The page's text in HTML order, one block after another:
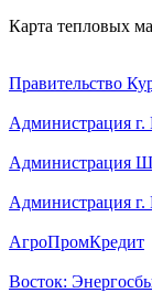
Карта тепловых
Правительство
Администрация г.
Администрация
Администрация
АгроПромКредит
Восток: